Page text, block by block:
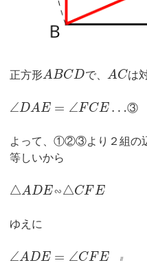
正方形ABCDで、 ACは
∠DAE = ∠F CE …③
よって、①②③より２組の
等しいから
△ADE∽△CFE
ゆえに
∠ADE = ∠CF E //